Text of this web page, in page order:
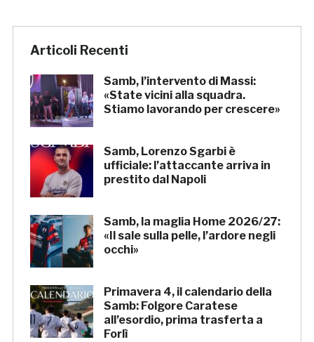
Articoli Recenti
Samb, l’intervento di Massi:
«State vicini alla squadra.
Stiamo lavorando per crescere»
Samb, Lorenzo Sgarbi è
ufficiale: l’attaccante arriva in
prestito dal Napoli
Samb, la maglia Home 2026/27:
«Il sale sulla pelle, l’ardore negli
occhi»
Primavera 4, il calendario della
Samb: Folgore Caratese
all’esordio, prima trasferta a
Forlì